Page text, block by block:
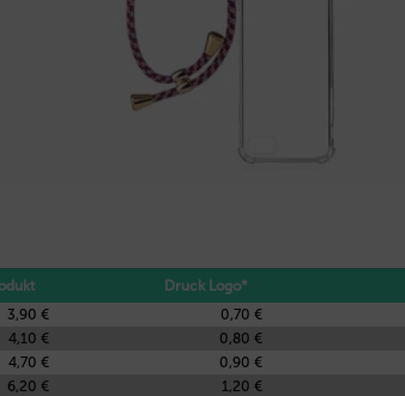
Druck Logo*
3,90 € 0,70 €
4,10 € 0,80 €
4,70 € 0,90 €
6,20 € 1,20 €